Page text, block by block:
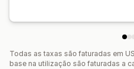
Todas as taxas são faturadas em
base na utilização são faturadas a